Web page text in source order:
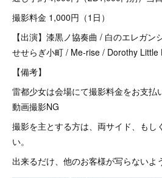
撮影料金 1,000円（1日）
【出演】漆黒ノ協奏曲 / 白のエレガン
せせらぎ小町 / Me-rise / Dorothy Little
【備考】
雷都少女は会場にて撮影料金をお支
動画撮影NG
撮影を主とする方は、両サイド、もし
い。
出来るだけ、他のお客様が写らないよ